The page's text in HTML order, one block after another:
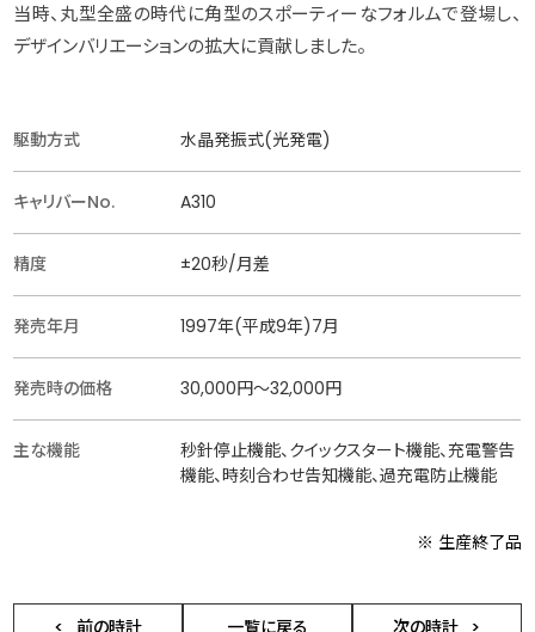
当時、丸型全盛の時代に角型のスポーティーなフォルムで登場し、
デザインバリエーションの拡大に貢献しました。
駆動方式 水晶発振式(光発電)
キャリバーNo. A310
精度 ±20秒/月差
発売年月 1997年(平成9年)7月
発売時の価格 30,000円〜32,000円
主な機能
秒針停止機能、クイックスタート機能、充電警告
機能、時刻合わせ告知機能、過充電防止機能
※ 生産終了品
前の時計 一覧に戻る 次の時計